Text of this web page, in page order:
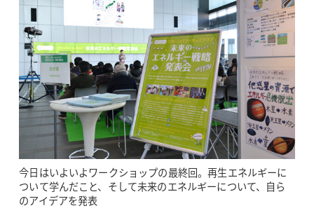
今日はいよいよワークショップの最終回。再生エネルギーに
ついて学んだこと、そして未来のエネルギーについて、自ら
のアイデアを発表